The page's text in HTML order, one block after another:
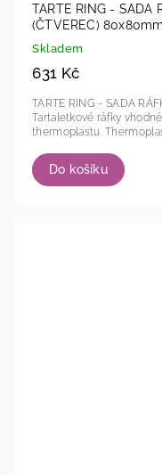
TARTE RING - SADA
(ČTVEREC) 80x80mm
Skladem
631 Kč
Do košíku
TARTE RING - SADA
Tartaletkové ráfky
thermoplastu.